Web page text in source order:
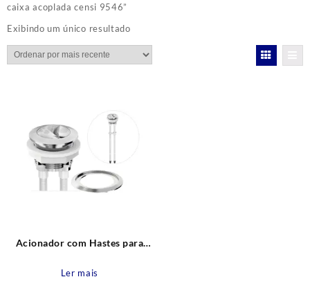
caixa acoplada censi 9546”
Exibindo um único resultado
Acionador com Hastes para
Saída Dual Flush – Superior
Ler mais